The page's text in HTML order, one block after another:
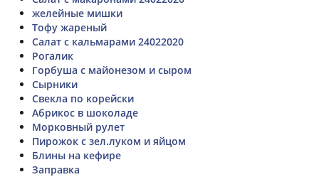
желейные мишки
Тофу жареный
Салат с кальмарами 24022020
Рогалик
Горбуша с майонезом и сыром
Сырники
Свекла по корейски
Абрикос в шоколаде
Морковный рулет
Пирожок с зел.луком и яйцом
Блины на кефире
Заправка